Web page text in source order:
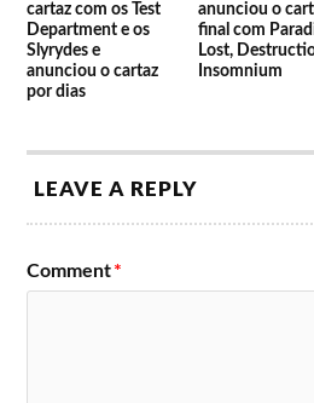
Batidas:
Dealema
Valas
Spliff
Geeks Are
Down:
Waze
Phoenix RDC
Sippinpurpp
DOMI
Sir Scratch
cartaz com os Test
Department e os
Slyrydes e
anunciou o cartaz
por dias
anunciou o
final com
Lost,
Insomnium
LEAVE A REPLY
Comment*